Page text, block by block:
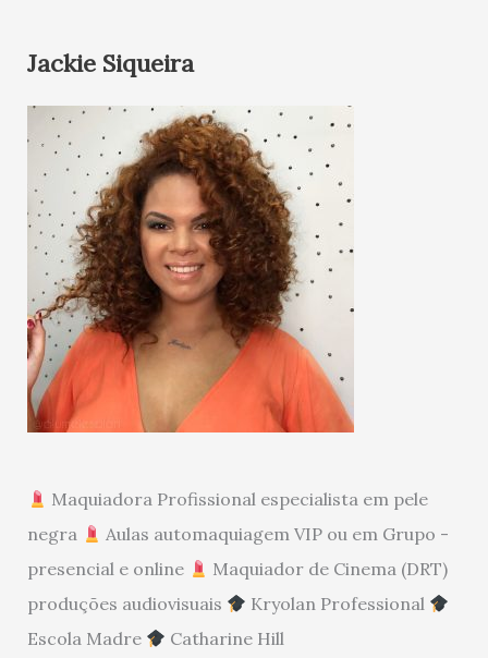
Jackie Siqueira
Maquiadora Profissional especialista em pele
negra
Aulas automaquiagem VIP ou em Grupo -
presencial e online
Maquiador de Cinema (DRT)
produções audiovisuais
Kryolan Professional
Escola Madre
Catharine Hill